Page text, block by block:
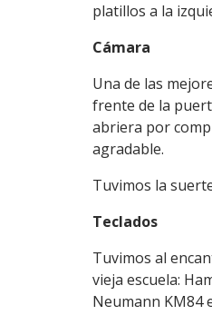
platillos a la
Cámara
Una de las
frente de la
abriera por
agradable.
Tuvimos la
Teclados
Tuvimos al
vieja escuela:
Neumann KM84